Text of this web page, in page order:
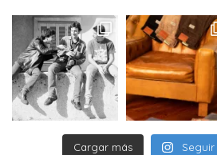
Cargar más Seguir